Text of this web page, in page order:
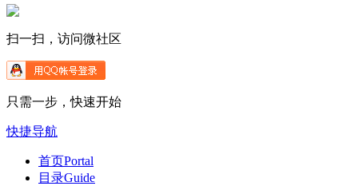
扫一扫，访问微社区
只需一步，快速开始
快捷导航
首页Portal
目录Guide